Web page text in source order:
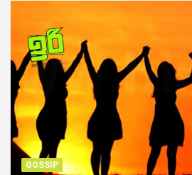
GOSSIP